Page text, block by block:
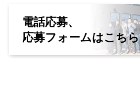
電話応募、
応募フォームはこちら